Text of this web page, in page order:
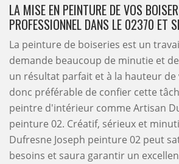
LA MISE EN PEINTURE DE VOS
PROFESSIONNEL DANS LE 02370 ET
La peinture de boiseries est un
demande beaucoup de minutie et
un résultat parfait et à la hauteur de
donc préférable de confier cette
peintre d'intérieur comme Artisan
peinture 02. Créatif, sérieux et
Dufresne Joseph peinture 02 peut
besoins et saura garantir un